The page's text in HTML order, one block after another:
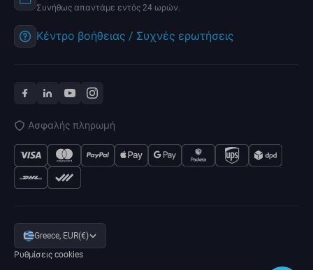
Συνήθως απαντάμε εντός 24 ωρών.
Κέντρο βοήθειας / Συχνές ερωτήσεις
Ασφαλής πληρωμή
Greece, EUR(€)
Ρυθμίσεις cookies